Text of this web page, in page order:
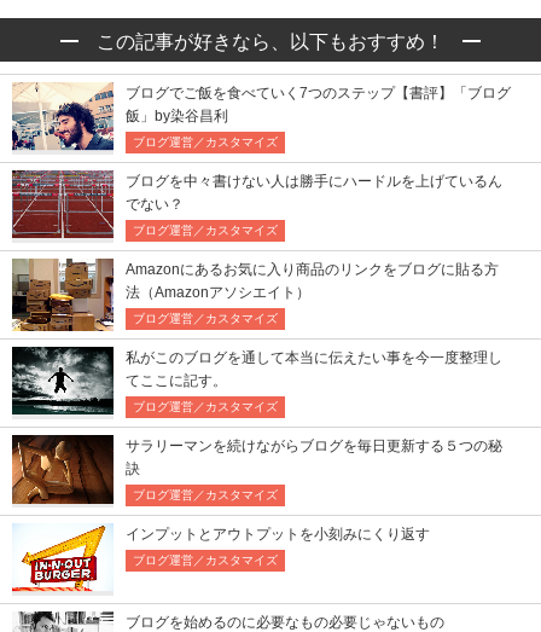
この記事が好きなら、以下もおすすめ！
ブログでご飯を食べていく7つのステップ【書評】「ブログ
飯」by染谷昌利
ブログ運営／カスタマイズ
ブログを中々書けない人は勝手にハードルを上げているん
でない？
ブログ運営／カスタマイズ
Amazonにあるお気に入り商品のリンクをブログに貼る方
法（Amazonアソシエイト）
ブログ運営／カスタマイズ
私がこのブログを通して本当に伝えたい事を今一度整理し
てここに記す。
ブログ運営／カスタマイズ
サラリーマンを続けながらブログを毎日更新する５つの秘
訣
ブログ運営／カスタマイズ
インプットとアウトプットを小刻みにくり返す
ブログ運営／カスタマイズ
ブログを始めるのに必要なもの必要じゃないもの